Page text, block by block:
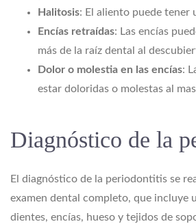
Halitosis: El aliento puede tener
Encías retraídas: Las encías
más de la raíz dental al
Dolor o molestia en las encías:
estar doloridas o molestas al
Diagnóstico de la
El diagnóstico de la periodontitis se
examen dental completo, que incluye
dientes, encías, hueso y tejidos de